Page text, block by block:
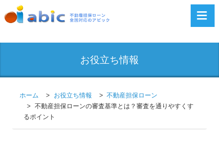
お役立ち情報
ホーム お役立ち情報
不動産担保ローン
不動産担保ローンの審査基準とは？審査を通りやすくす
るポイント